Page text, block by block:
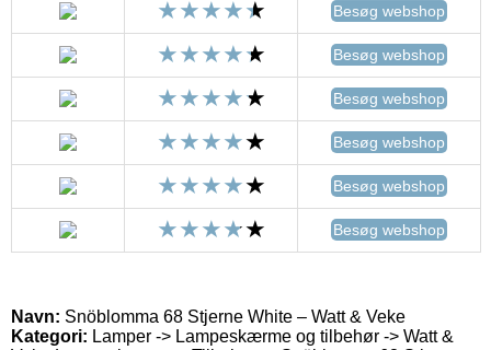
Besøg webshop
Besøg webshop
Besøg webshop
Besøg webshop
Besøg webshop
Besøg webshop
Navn: Snöblomma 68 Stjerne White – Watt & Veke
Kategori: Lamper -> Lampeskærme og tilbehør -> Watt &